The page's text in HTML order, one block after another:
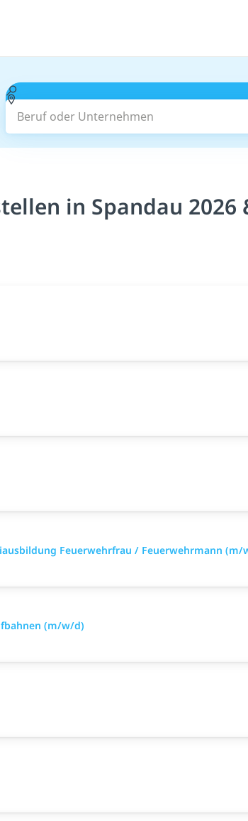
Beruf oder Unternehmen
in Spandau 2026
Feuerwehrfrau / Feuerwehrmann (m/
(m/w/d)